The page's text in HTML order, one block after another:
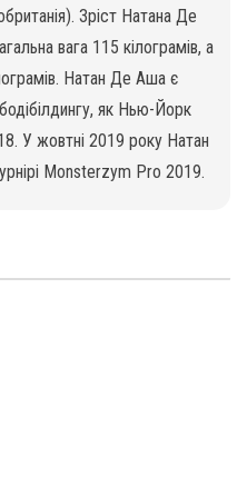
Зріст Натана Де
вага 115 кілограмів, а
Натан Де Аша є
як Нью-Йорк
У жовтні 2019 року Натан
Monsterzym Pro 2019.